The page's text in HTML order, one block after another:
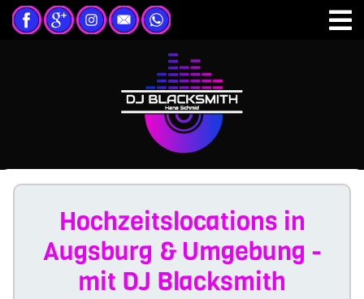
Hochzeitslocations in
Augsburg & Umgebung -
mit DJ Blacksmith